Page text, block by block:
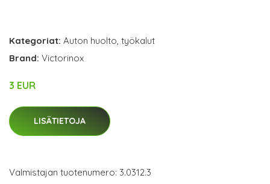
Kategoriat: Auton huolto, työkalut
Brand: Victorinox
3 EUR
LISÄTIETOJA
Valmistajan tuotenumero: 3.0312.3